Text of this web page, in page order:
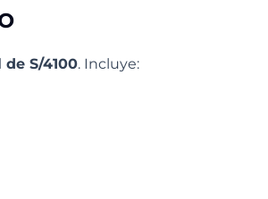
S/4100. Incluye: